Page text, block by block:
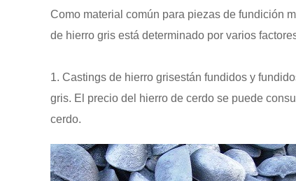
Como material común para piezas de fundición
de hierro gris está determinado por varios
1. Castings de hierro grisestán fundidos y
gris. El precio del hierro de cerdo se puede
cerdo.